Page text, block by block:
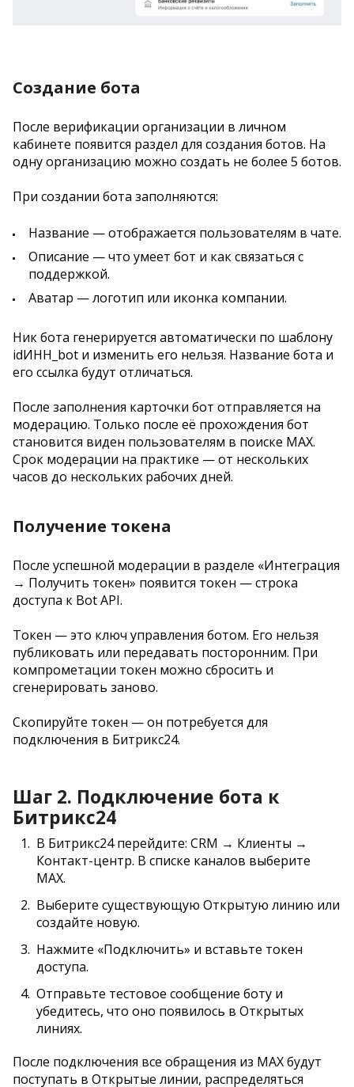
Создание бота
После верификации организации в личном
кабинете появится раздел для создания ботов. На
одну организацию можно создать не более 5 ботов.
При создании бота заполняются:
Название — отображается пользователям в чате.
Описание — что умеет бот и как связаться с
поддержкой.
Аватар — логотип или иконка компании.
Ник бота генерируется автоматически по шаблону
idИНН_bot и изменить его нельзя. Название бота и
его ссылка будут отличаться.
После заполнения карточки бот отправляется на
модерацию. Только после её прохождения бот
становится виден пользователям в поиске MAX.
Срок модерации на практике — от нескольких
часов до нескольких рабочих дней.
Получение токена
После успешной модерации в разделе «Интеграция
→ Получить токен» появится токен — строка
доступа к Bot API.
Токен — это ключ управления ботом. Его нельзя
публиковать или передавать посторонним. При
компрометации токен можно сбросить и
сгенерировать заново.
Скопируйте токен — он потребуется для
подключения в Битрикс24.
Шаг 2. Подключение бота к
Битрикс24
В Битрикс24 перейдите: CRM → Клиенты →
Контакт-центр. В списке каналов выберите
MAX.
Выберите существующую Открытую линию или
создайте новую.
Нажмите «Подключить» и вставьте токен
доступа.
Отправьте тестовое сообщение боту и
убедитесь, что оно появилось в Открытых
линиях.
После подключения все обращения из MAX будут
поступать в Открытые линии, распределяться